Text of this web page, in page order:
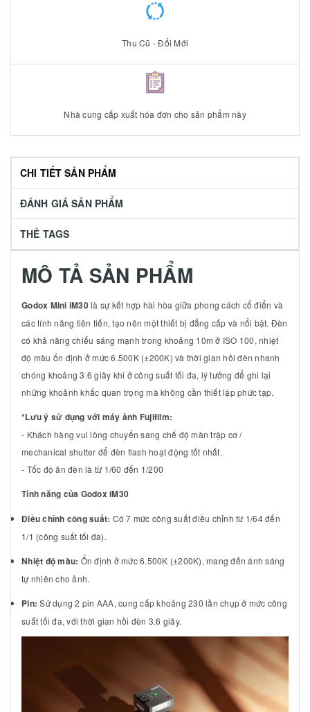
Thu Cũ - Đổi Mới
Nhà cung cấp xuất hóa đơn cho sản phẩm này
CHI TIẾT SẢN PHẨM
ĐÁNH GIÁ SẢN PHẨM
THẺ TAGS
MÔ TẢ SẢN PHẨM
Godox Mini iM30là sự kết hợp hài hòa giữa phong cách cổ điển và
các tính năng tiên tiến, tạo nên một thiết bị đẳng cấp và nổi bật. Đèn
có khả năng chiếu sáng mạnh trong khoảng 10m ở ISO 100, nhiệt
độ màu ổn định ở mức 6.500K (±200K) và thời gian hồi đèn nhanh
chóng khoảng 3.6 giây khi ở công suất tối đa, lý tưởng để ghi lại
những khoảnh khắc quan trọng mà không cần thiết lập phức tạp.
*Lưu ý sử dụng với máy ảnh Fujifilm:
- Khách hàng vui lòng chuyển sang chế độ màn trập cơ /
mechanical shutter để đèn flash hoạt động tốt nhất.
- Tốc độ ăn đèn là từ 1/60 đến 1/200
Tính năng của Godox iM30
Điều chỉnh công suất: Có 7 mức công suất điều chỉnh từ 1/64 đến
1/1 (công suất tối đa).
Nhiệt độ màu: Ổn định ở mức 6.500K (±200K), mang đến ánh sáng
tự nhiên cho ảnh.
Pin: Sử dụng 2 pin AAA, cung cấp khoảng 230 lần chụp ở mức công
suất tối đa, với thời gian hồi đèn 3.6 giây.